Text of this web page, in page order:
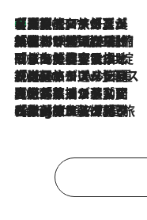
2026.8.7
【厳選旅コスメ】「多機能アイテムがメイン！」旅好き美容エディターが選んだ夏旅ベストコスメを発表【Mサイズジップ】
2026.8.6
「荷物が増えるほど旅ストレスは増す」美容ジャーナリストがたどり着いた最終結論。“化粧品を劇的に減らす”感動の凝縮美容とは
2026.8.6
「旅先には金髪ウィッグを持参」日本と同じメイクでは損してる!? 美容ジャーナリストが提案する“掟破りの旅美容”とは
2026.8.6
【厳選旅コスメ】「身軽さ＆UV対策重視！」ヘアアーティストshucoが選んだ夏旅ベストコスメを発表【Mサイズジップ】
2026.8.5
【厳選旅コスメ】国内をあちこち移動する河井菜摘が選んだ夏旅ベストコスメ発表！「リラックスアイテムはマスト」【Mサイズジップ】
2026.8.4
【厳選旅コスメ】「紫外線＆乾燥対策しながらメイク感も！」ヘア＆メイクGeorgeが選んだ夏旅ベストコスメを発表！【Mサイズジップ】